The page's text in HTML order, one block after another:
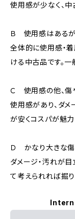
使用感が少なく、
Ｂ 使用感はある
全体的に使用感・
ける中古品です。一
Ｃ 使用感の他、傷
使用感があり、ダメ
が安くコスパが魅力
Ｄ かなり大きな
ダメージ・汚れが
て考えられれば掘